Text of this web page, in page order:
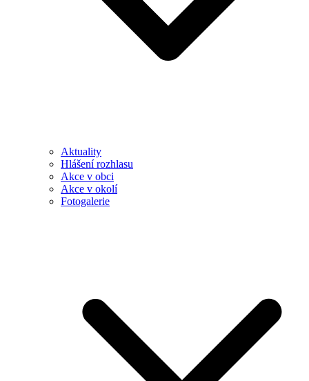
Aktuality
Hlášení rozhlasu
Akce v obci
Akce v okolí
Fotogalerie